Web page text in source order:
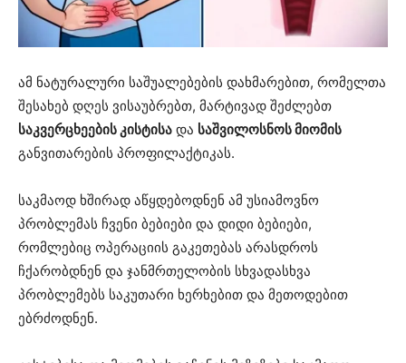
ამ ნატურალური საშუალებების დახმარებით, რომელთა
შესახებ დღეს ვისაუბრებთ, მარტივად შეძლებთ
საკვერცხეების კისტისა და საშვილოსნოს მიომის
განვითარების პროფილაქტიკას.
საკმაოდ ხშირად აწყდებოდნენ ამ უსიამოვნო
პრობლემას ჩვენი ბებიები და დიდი ბებიები,
რომლებიც ოპერაციის გაკეთებას არასდროს
ჩქარობდნენ და ჯანმრთელობის სხვადასხვა
პრობლემებს საკუთარი ხერხებით და მეთოდებით
ებრძოდნენ.